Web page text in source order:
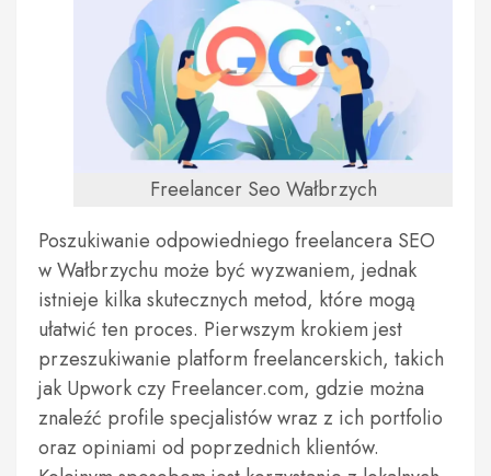
Freelancer Seo Wałbrzych
Poszukiwanie odpowiedniego freelancera SEO
w Wałbrzychu może być wyzwaniem, jednak
istnieje kilka skutecznych metod, które mogą
ułatwić ten proces. Pierwszym krokiem jest
przeszukiwanie platform freelancerskich, takich
jak Upwork czy Freelancer.com, gdzie można
znaleźć profile specjalistów wraz z ich portfolio
oraz opiniami od poprzednich klientów.